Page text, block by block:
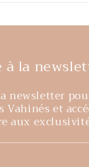
à la
newsletter
Vahinés et
aux